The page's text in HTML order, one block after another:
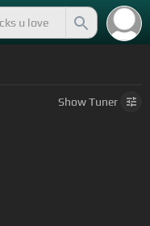
ShowTuner